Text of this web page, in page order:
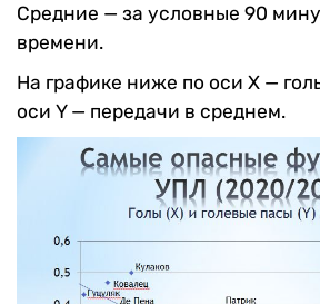
Средние — за условные 90
времени.
На графике ниже по оси X —
оси Y — передачи в среднем.